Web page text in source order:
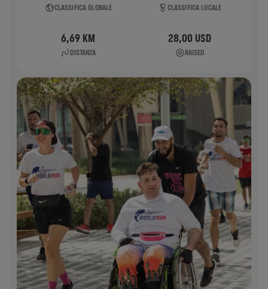
CLASSIFICA GLOBALE CLASSIFICA LOCALE
6,69 KM
DISTANZA
28,00 USD
RAISED